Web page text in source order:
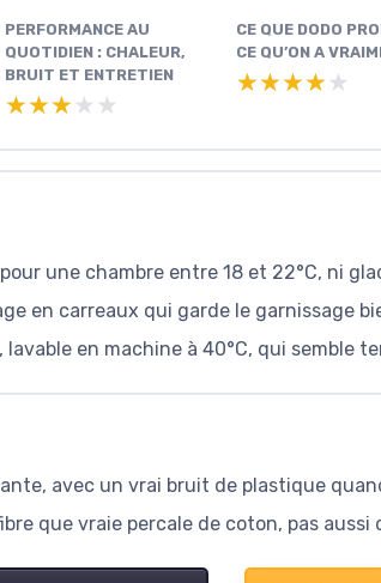
PERFORMANCE AU
QUOTIDIEN : CHALEUR,
BRUIT ET ENTRETIEN
★★★★★
★★★★★
CE QUE DODO
CE QU’ON A
★★★★★
★★★★★
une chambre entre 18 et 22°C, ni
en carreaux qui garde le garnissage
en machine à 40°C, qui semble
avec un vrai bruit de plastique
que vraie percale de coton, pas